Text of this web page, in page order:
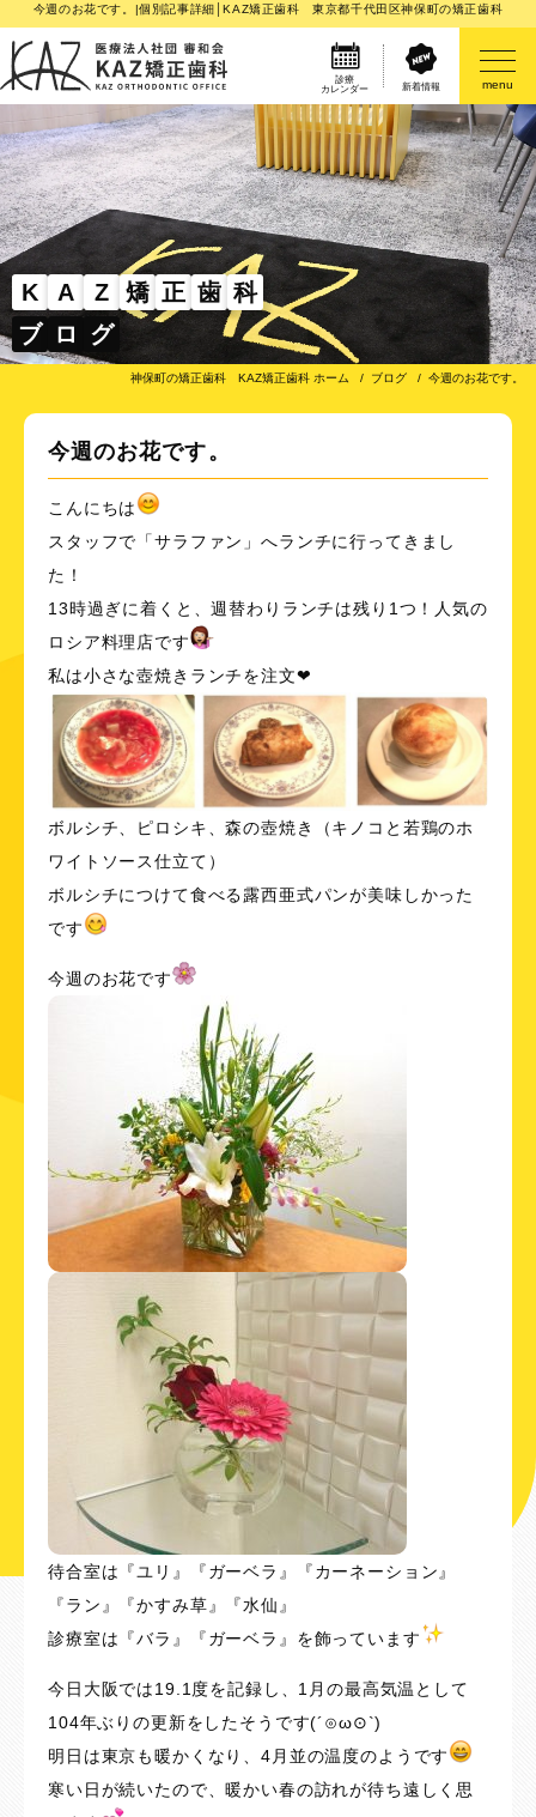
今週のお花です。|個別記事詳細│KAZ矯正歯科 東京都千代田区神保町の矯正歯科
診療
カレンダー
新着情報 menu
K A Z 矯 正 歯 科
ブ ロ グ
神保町の矯正歯科 KAZ矯正歯科 ホーム ブログ 今週のお花です。
今週のお花です。
こんにちは
スタッフで「サラファン」へランチに行ってきまし
た！
13時過ぎに着くと、週替わりランチは残り1つ！人気の
ロシア料理店です
私は小さな壺焼きランチを注文❤
ボルシチ、ピロシキ、森の壺焼き（キノコと若鶏のホ
ワイトソース仕立て）
ボルシチにつけて食べる露西亜式パンが美味しかった
です
今週のお花です
待合室は『ユリ』『ガーベラ』『カーネーション』
『ラン』『かすみ草』『水仙』
診療室は『バラ』『ガーベラ』を飾っています
今日大阪では19.1度を記録し、1月の最高気温として
104年ぶりの更新をしたそうです(´⊙ω⊙`)
明日は東京も暖かくなり、4月並の温度のようです
寒い日が続いたので、暖かい春の訪れが待ち遠しく思
医院案内
矯正歯科治療のご案内
矯正装置のご紹介
その他